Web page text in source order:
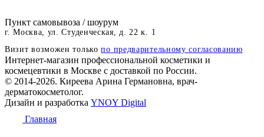
Пункт самовывоза / шоурум
г. Москва, ул. Студенческая, д. 22 к. 1
Визит возможен толькопо предварительному согласованию
Интернет-магазин профессиональной косметики и
космецевтики в Москве с доставкой по России.
© 2014-2026. Киреева Арина Германовна, врач-
дерматокосметолог.
Дизайн и разработка YNOY Digital
Главная